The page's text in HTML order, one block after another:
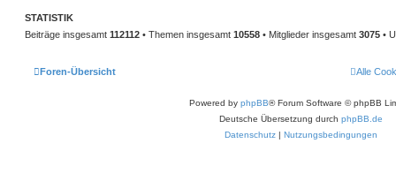
STATISTIK
Beiträge insgesamt 112112 • Themen insgesamt 10558 • Mitglieder insgesamt 3075 •
Foren-Übersicht Alle
Powered by phpBB® Forum Software © phpBB
Deutsche Übersetzung durch phpBB.de
Datenschutz | Nutzungsbedingungen